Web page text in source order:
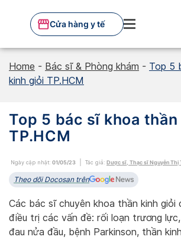
content
Cửa hàng y tế
Home - Bác sĩ & Phòng khám - Top 5
kinh giỏi TP.HCM
Top 5 bác sĩ khoa
TP.HCM
Ngày cập nhật: 01/05/23 Tác giả: Dược sĩ, Thạc sĩ Nguyễn Thị
Theo dõi Docosan trên
Các bác sĩ chuyên khoa thần kinh giỏi
điều trị các vấn đề: rối loạn trương
đau nửa đầu, bệnh Parkinson, thần